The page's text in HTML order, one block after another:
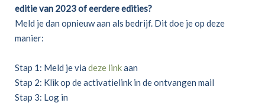
editie van 2023 of eerdere edities?
Meld je dan opnieuw aan als bedrijf. Dit doe je op deze
manier:
Stap 1: Meld je via deze linkaan
Stap 2: Klik op de activatielink in de ontvangen mail
Stap 3: Log in